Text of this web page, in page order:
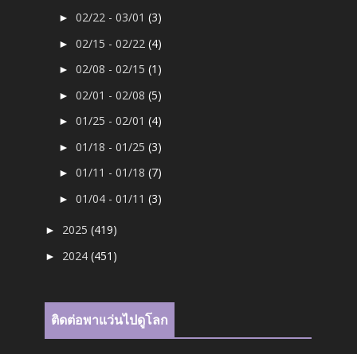
►02/22 - 03/01(3)
►02/15 - 02/22(4)
►02/08 - 02/15(1)
►02/01 - 02/08(5)
►01/25 - 02/01(4)
►01/18 - 01/25(3)
►01/11 - 01/18(7)
►01/04 - 01/11(3)
► 2025(419)
► 2024(451)
ติดต่อพาแว่นไปดูโลก